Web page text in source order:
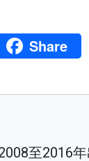
Share
至2016